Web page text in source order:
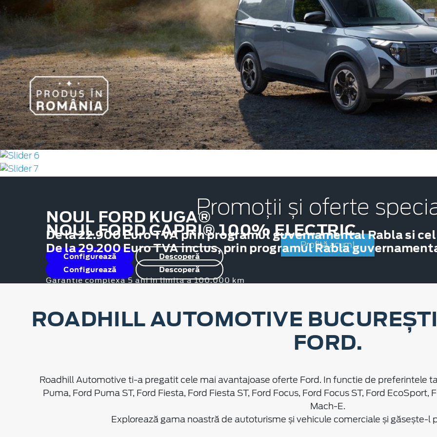
NOUL FORD KUGA®
De la 22.900 Euro TVA prin programul guvernamental Rabla si
Configurează Descoperă
Garanție complexă 5 ani in limita a 100.000 km
NOUL FORD CAPRI® 100% ELECTRIC
De la 29.200 Euro TVA inclus, prin programul Rabla
Configurează Descoperă
Promoții și oferte
Profită acum!
ROADHILL AUTOMOTIVE
FORD.
Roadhill Automotive ti-a pregatit cele mai avantajoase oferte Ford. In functie de preferintele
Puma, Ford Puma ST, Ford Fiesta, Ford Fiesta ST, Ford Focus, Ford Focus ST, Ford
Mach-E.
Explorează gama noastră de autoturisme și vehicule comerciale și găsește-l